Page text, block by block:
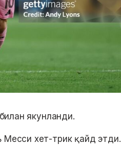
якунланди.
хет-трик қайд этди.